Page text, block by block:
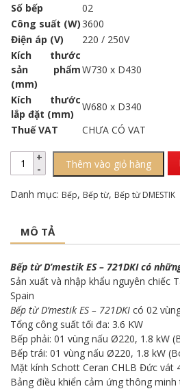
Số bếp
02
Công suất (W) 3600
Điện áp (V)
220 / 250V
Kích thước
sản phẩm
(mm)
W730 x D430
Kích thước
lắp đặt (mm)
W680 x D340
Thuế VAT
CHƯA CÓ VAT
Thêm vào giỏ hàng
Danh mục: Bếp, Bếp từ, Bếp từ DMESTIK
MÔ TẢ
Bếp từ D’mestik ES – 721DKI có
Sản xuất và nhập khẩu nguyên chiếc
Spain
Bếp từ D’mestik ES – 721DKI có 02
Tổng công suất tối đa: 3.6 KW
Bếp phải: 01 vùng nấu Ø220, 1.8 kW
Bếp trái: 01 vùng nấu Ø220, 1.8 kW
Mặt kính Schott Ceran CHLB Đức vát
Bảng điều khiển cảm ứng thông